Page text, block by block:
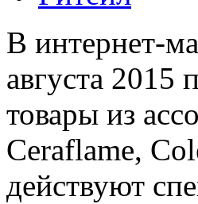
В интернет-
августа 2015
товары из
Ceraflame,
действуют